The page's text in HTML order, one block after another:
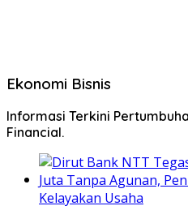
Ekonomi Bisnis
Informasi Terkini
Financial.